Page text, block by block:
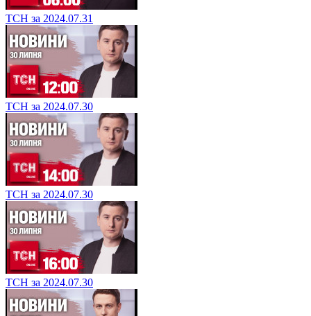
ТСН за 2024.07.31
ТСН за 2024.07.30
ТСН за 2024.07.30
ТСН за 2024.07.30